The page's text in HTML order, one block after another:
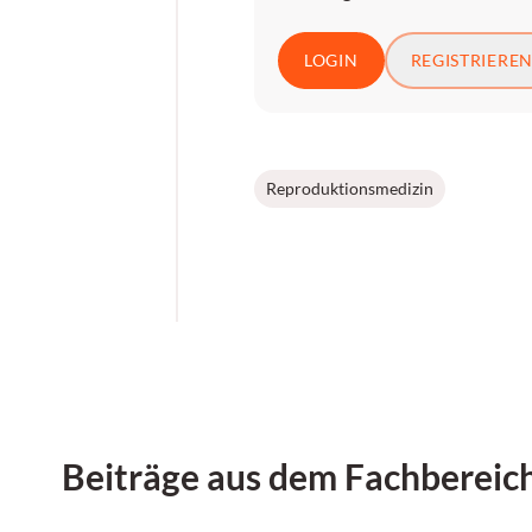
LOGIN REGISTRIEREN
Reproduktionsmedizin
Beiträge aus dem